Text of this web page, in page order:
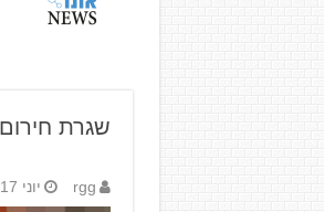
שגרת
rgg יוני 17, 2025